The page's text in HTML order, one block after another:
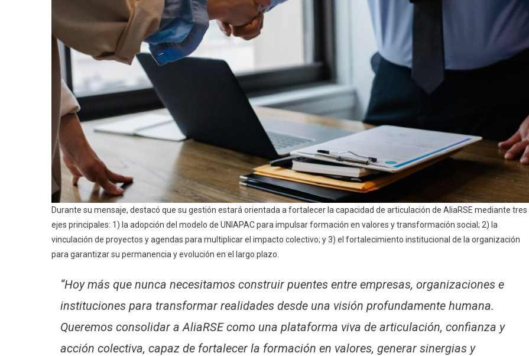
Durante su mensaje, destacó que su gestión estará orientada a fortalecer la capacidad de articulación de AliaRSE mediante tres
ejes principales: 1) la adopción del modelo de UNIAPAC para impulsar formación en valores y transformación social; 2) la
vinculación de proyectos y agendas para multiplicar el impacto colectivo; y 3) el fortalecimiento institucional de la organización
para garantizar su permanencia y evolución en el largo plazo.
“Hoy más que nunca necesitamos construir puentes entre empresas, organizaciones e
instituciones para transformar realidades desde una visión profundamente humana.
Queremos consolidar a AliaRSE como una plataforma viva de articulación, confianza y
acción colectiva, capaz de fortalecer la formación en valores, generar sinergias y